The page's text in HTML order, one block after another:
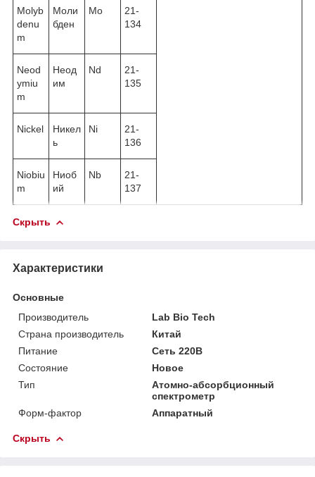
Molyb
denu
m
Моли
бден
Mo
21-
134
Neod
ymiu
m
Неод
им
Nd
21-
135
Nickel
Никел
ь
Ni
21-
136
Niobiu
m
Ниоб
ий
Nb
21-
137
Скрыть
Характеристики
Основные
Производитель
Lab Bio Tech
Страна производитель
Китай
Питание
Сеть 220В
Состояние
Новое
Тип
Атомно-абсорбционный
спектрометр
Форм-фактор
Аппаратный
Скрыть